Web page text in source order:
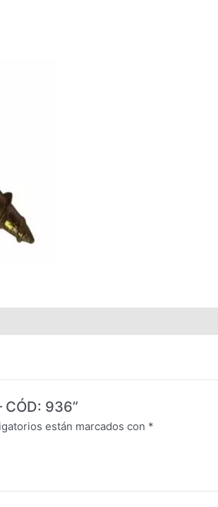
CÓD: 936”
están marcados con *